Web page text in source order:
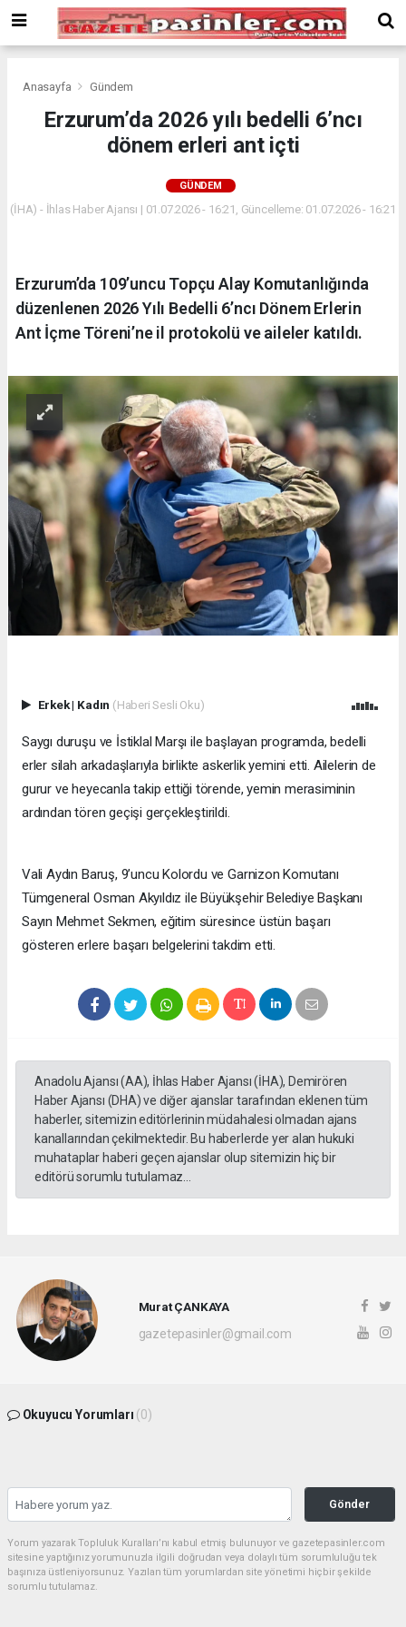
Bonusu
Veren
deneme
siteler
Veren
Anasayfa Gündem
Erzurum’da 2026 yılı bedelli 6’ncı
dönem erleri ant içti
GÜNDEM
(İHA) - İhlas Haber Ajansı | 01.07.2026 - 16:21, Güncelleme: 01.07.2026 - 16:21
Erzurum’da 109’uncu Topçu Alay Komutanlığında
düzenlenen 2026 Yılı Bedelli 6’ncı Dönem Erlerin
Ant İçme Töreni’ne il protokolü ve aileler katıldı.
Erkek| Kadın (Haberi Sesli Oku)
Saygı duruşu ve İstiklal Marşı ile başlayan programda, bedelli
erler silah arkadaşlarıyla birlikte askerlik yemini etti. Ailelerin de
gurur ve heyecanla takip ettiği törende, yemin merasiminin
ardından tören geçişi gerçekleştirildi.
Vali Aydın Baruş, 9’uncu Kolordu ve Garnizon Komutanı
Tümgeneral Osman Akyıldız ile Büyükşehir Belediye Başkanı
Sayın Mehmet Sekmen, eğitim süresince üstün başarı
gösteren erlere başarı belgelerini takdim etti.
Anadolu Ajansı (AA), İhlas Haber Ajansı (İHA), Demirören
Haber Ajansı (DHA) ve diğer ajanslar tarafından eklenen tüm
haberler, sitemizin editörlerinin müdahalesi olmadan ajans
kanallarından çekilmektedir. Bu haberlerde yer alan hukuki
muhataplar haberi geçen ajanslar olup sitemizin hiç bir
editörü sorumlu tutulamaz...
Murat ÇANKAYA
gazetepasinler@gmail.com
Okuyucu Yorumları (0)
Gönder
Yorum yazarak Topluluk Kuralları’nı kabul etmiş bulunuyor ve gazetepasinler.com
sitesine yaptığınız yorumunuzla ilgili doğrudan veya dolaylı tüm sorumluluğu tek
başınıza üstleniyorsunuz. Yazılan tüm yorumlardan site yönetimi hiçbir şekilde
sorumlu tutulamaz.